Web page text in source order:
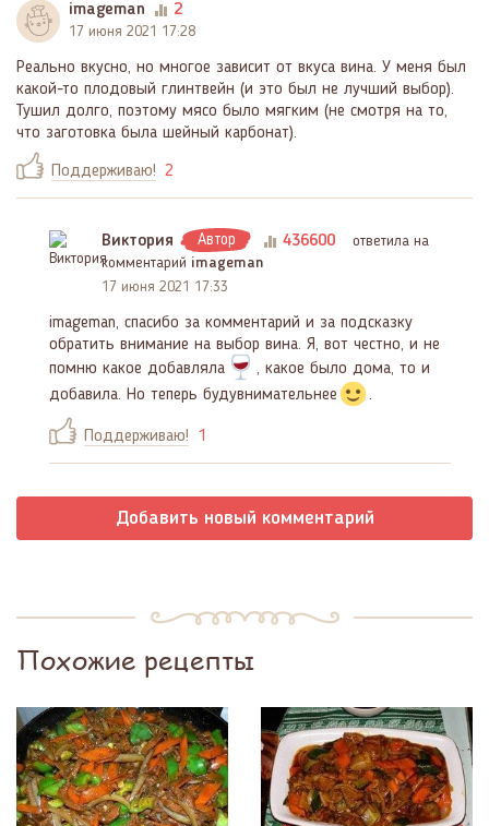
imageman
2
17 июня 2021 17:28
Реально вкусно, но многое зависит от вкуса вина. У меня был
какой-то плодовый глинтвейн (и это был не лучший выбор).
Тушил долго, поэтому мясо было мягким (не смотря на то,
что заготовка была шейный карбонат).
Поддерживаю! 2
Виктория Автор 436600
ответила на
комментарий imageman
17 июня 2021 17:33
imageman, спасибо за комментарий и за подсказку
обратить внимание на выбор вина. Я, вот честно, и не
помню какое добавляла
, какое было дома, то и
добавила. Но теперь будувнимательнее
.
Поддерживаю! 1
Добавить новый комментарий
Похожие рецепты